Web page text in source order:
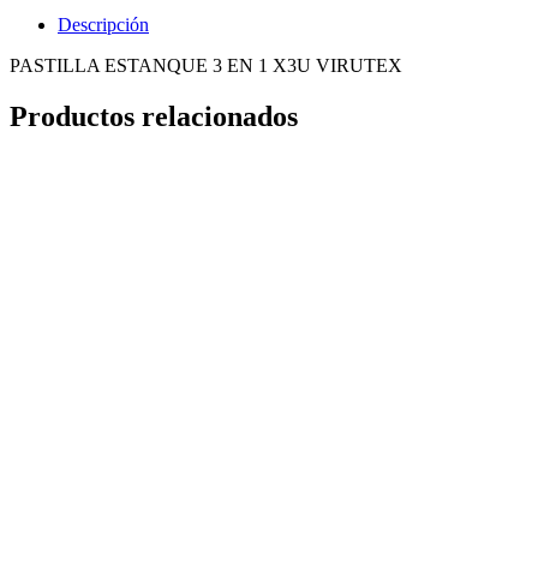
Descripción
PASTILLA ESTANQUE 3 EN 1 X3U VIRUTEX
Productos relacionados